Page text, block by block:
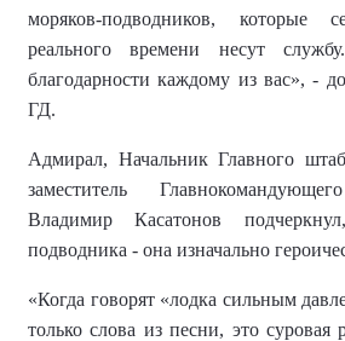
моряков-подводников, которые
реального времени несут
благодарности каждому из вас», -
ГД.
Адмирал, Начальник Главного
заместитель
Владимир Касатонов
подводника - она изначально
«Когда говорят «лодка сильным
только слова из песни, это суровая